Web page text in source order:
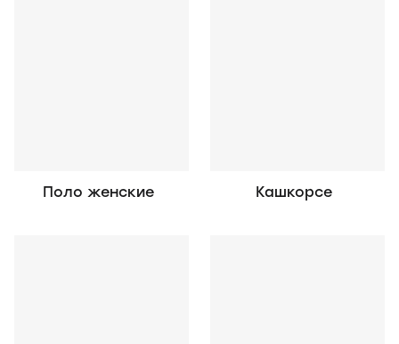
Поло женские Кашкорсе